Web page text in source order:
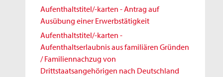
Aufenthaltstitel/-karten - Antrag auf
Ausübung einer Erwerbstätigkeit
Aufenthaltstitel/-karten -
Aufenthaltserlaubnis aus familiären Gründen
/ Familiennachzug von
Drittstaatsangehörigen nach Deutschland